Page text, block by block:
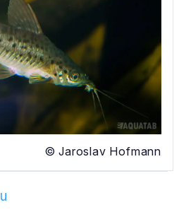
© Jaroslav Hofmann